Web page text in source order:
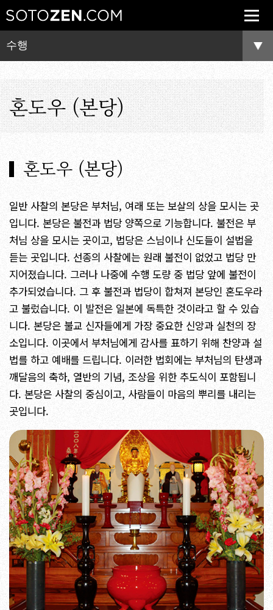
수행
혼도우 (본당)
혼도우 (본당)
일반 사찰의 본당은 부처님, 여래 또는 보살의 상을 모시는 곳
입니다. 본당은 불전과 법당 양쪽으로 기능합니다. 불전은 부
처님 상을 모시는 곳이고, 법당은 스님이나 신도들이 설법을
듣는 곳입니다. 선종의 사찰에는 원래 불전이 없었고 법당 만
지어졌습니다. 그러나 나중에 수행 도량 중 법당 앞에 불전이
추가되었습니다. 그 후 불전과 법당이 합쳐져 본당인 혼도우라
고 불렀습니다. 이 발전은 일본에 독특한 것이라고 할 수 있습
니다. 본당은 불교 신자들에게 가장 중요한 신앙과 실천의 장
소입니다. 이곳에서 부처님에게 감사를 표하기 위해 찬양과 설
법를 하고 예배를 드립니다. 이러한 법회에는 부처님의 탄생과
깨달음의 축하, 열반의 기념, 조상을 위한 추도식이 포함됩니
다. 본당은 사찰의 중심이고, 사람들이 마음의 뿌리를 내리는
곳입니다.